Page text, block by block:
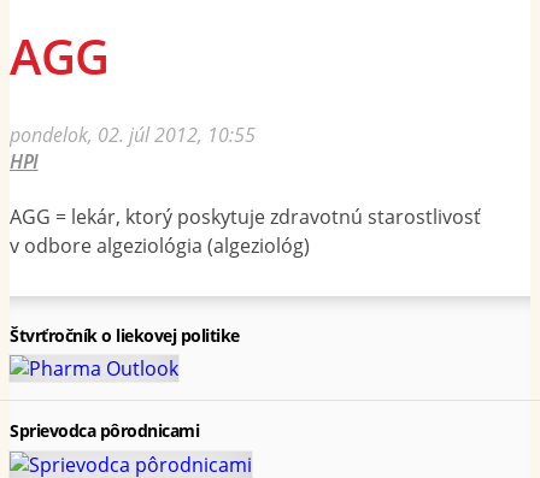
AGG
pondelok, 02. júl 2012, 10:55
HPI
AGG = lekár, ktorý poskytuje zdravotnú starostlivosť
v odbore algeziológia (algeziológ)
Štvrťročník o liekovej politike
Sprievodca pôrodnicami